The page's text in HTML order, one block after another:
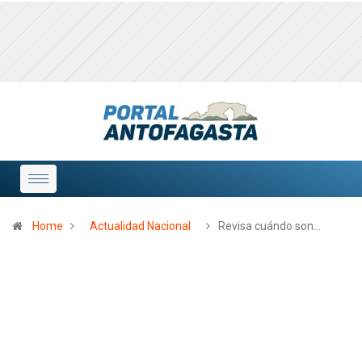
Home Actualidad Nacional Revisa cuándo son…